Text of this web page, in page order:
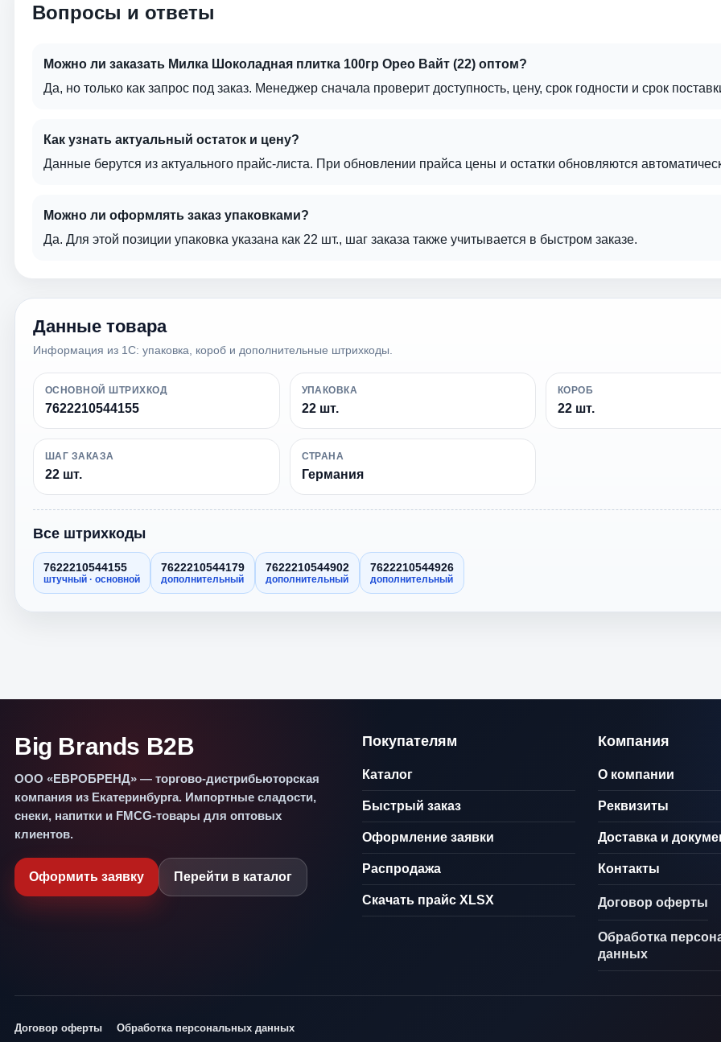
Вопросы и ответы
Можно ли заказать Милка Шоколадная плитка 100гр Орео Вайт (22) оптом?
Да, но только как запрос под заказ. Менеджер сначала проверит доступность, цену, срок годности и срок
Как узнать актуальный остаток и цену?
Данные берутся из актуального прайс-листа. При обновлении прайса цены и остатки обновляются
Можно ли оформлять заказ упаковками?
Да. Для этой позиции упаковка указана как 22 шт., шаг заказа также учитывается в быстром заказе.
Данные товара
Информация из 1С: упаковка, короб и дополнительные штрихкоды.
ОСНОВНОЙ ШТРИХКОД
7622210544155
УПАКОВКА
22 шт.
КОРОБ
22 шт.
ШАГ ЗАКАЗА
22 шт.
СТРАНА
Германия
Все штрихкоды
7622210544155
штучный · основной
7622210544179
дополнительный
7622210544902
дополнительный
7622210544926
дополнительный
Big Brands B2B
ООО «ЕВРОБРЕНД» — торгово-дистрибьюторская
компания из Екатеринбурга. Импортные сладости,
снеки, напитки и FMCG-товары для оптовых
клиентов.
Оформить заявку Перейти в каталог
Покупателям
Каталог
Быстрый заказ
Оформление заявки
Распродажа
Скачать прайс XLSX
Компания
О компании
Реквизиты
Доставка и
Контакты
Договор оферты
Обработка
данных
Договор оферты Обработка персональных данных